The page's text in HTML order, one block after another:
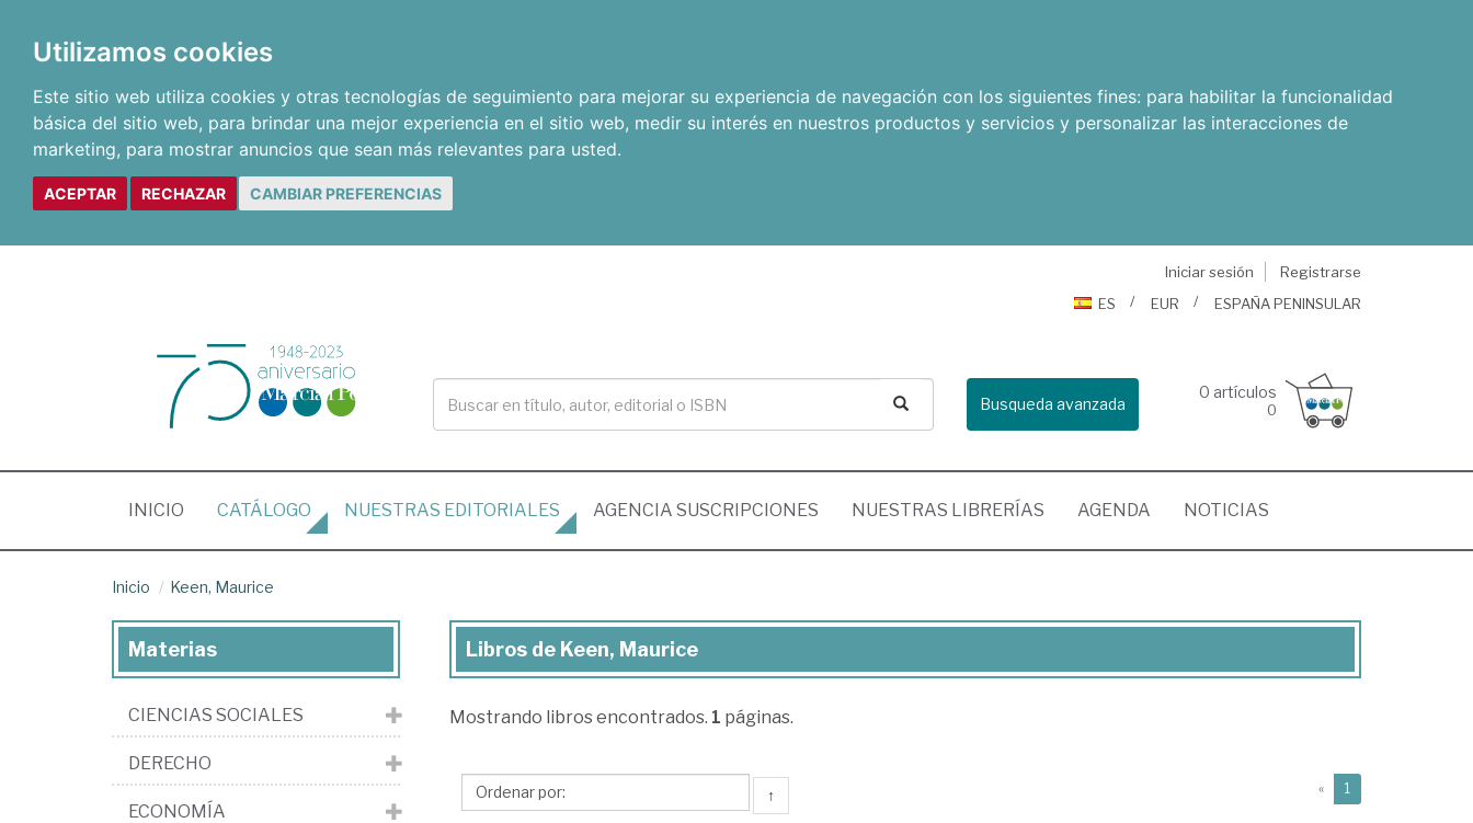
Utilizamos cookies
Este sitio web utiliza cookies y otras tecnologías de seguimiento para mejorar su experiencia de navegación con los siguientes fines: para habilitar la funcionalidad
básica del sitio web, para brindar una mejor experiencia en el sitio web, medir su interés en nuestros productos y servicios y personalizar las interacciones de
marketing, para mostrar anuncios que sean más relevantes para usted.
ACEPTAR RECHAZAR CAMBIAR PREFERENCIAS
Iniciar sesión
Registrarse
ES
EUR ESPAÑA PENINSULAR
Busqueda avanzada
0 artículos
0
INICIO (CURRENT)
CATÁLOGO NUESTRAS EDITORIALES AGENCIA SUSCRIPCIONES NUESTRAS LIBRERÍAS AGENDA NOTICIAS
Inicio Keen, Maurice
Libros
Keen,
Libros de Keen, Maurice
Mostrando libros encontrados. 1 páginas.
↑ « 1
Materias
CIENCIAS SOCIALES
DERECHO
ECONOMÍA